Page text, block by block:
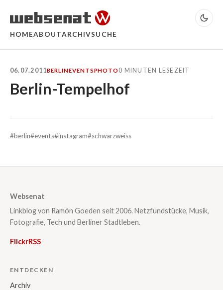
HOMEABOUTARCHIVSUCHE
06.07.2011BERLINEVENTSPHOTO 0 MINUTEN LESEZEIT
Berlin-Tempelhof
#berlin#events#instagram#schwarzweiss
Websenat
Linkblog von Ramón Goeden seit 2006. Netzfundstücke, Musik,
Fotografie, Tech und Berliner Stadtleben.
FlickrRSS
ENTDECKEN
Archiv